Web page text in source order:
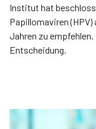
Institut hat
Papillomaviren (HPV)
Jahren zu
Entscheidung.